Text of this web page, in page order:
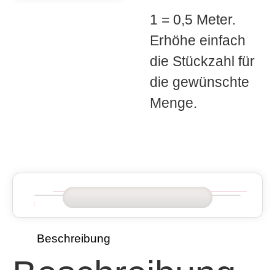
1 = 0,5 Meter.
Erhöhe einfach
die Stückzahl für
die gewünschte
Menge.
Beschreibung